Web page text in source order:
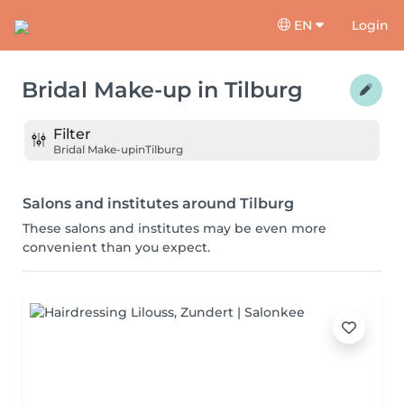
EN Login
Bridal Make-up in Tilburg
Filter
Bridal Make-upinTilburg
Salons and institutes around Tilburg
These salons and institutes may be even more
convenient than you expect.